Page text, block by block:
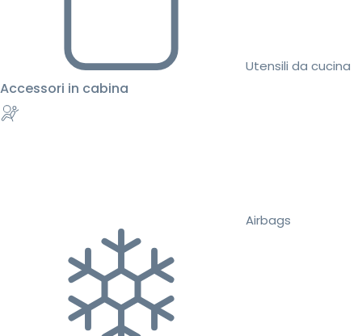
Utensili da cucina
Accessori in cabina
Airbags